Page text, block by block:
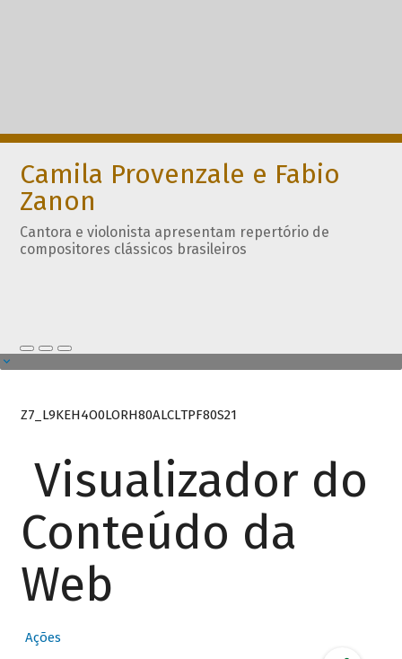
Camila Provenzale e Fabio
Zanon
Cantora e violonista apresentam repertório de
compositores clássicos brasileiros
Z7_L9KEH4O0LORH80ALCLTPF80S21
Visualizador do
Conteúdo da
Web
Ações